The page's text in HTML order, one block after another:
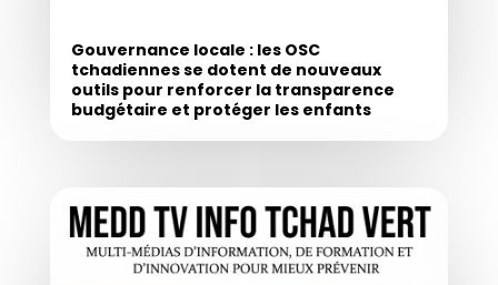
Gouvernance locale : les OSC
tchadiennes se dotent de nouveaux
outils pour renforcer la transparence
budgétaire et protéger les enfants